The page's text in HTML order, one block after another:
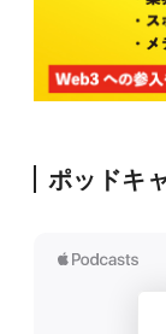
ポッドキ